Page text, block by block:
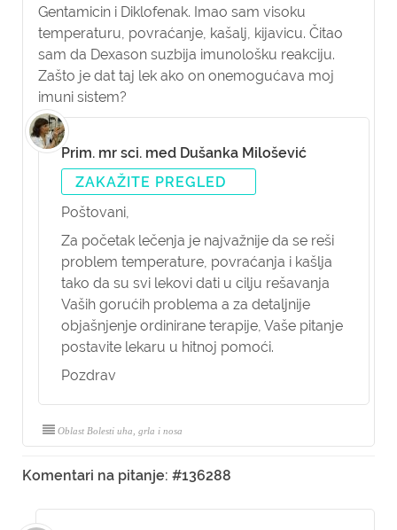
Gentamicin i Diklofenak. Imao sam visoku
temperaturu, povraćanje, kašalj, kijavicu. Čitao
sam da Dexason suzbija imunološku reakciju.
Zašto je dat taj lek ako on onemogućava moj
imuni sistem?
Prim. mr sci. med Dušanka Milošević
ZAKAŽITE PREGLED
Poštovani,
Za početak lečenja je najvažnije da se reši
problem temperature, povraćanja i kašlja
tako da su svi lekovi dati u cilju rešavanja
Vaših gorućih problema a za detaljnije
objašnjenje ordinirane terapije, Vaše pitanje
postavite lekaru u hitnoj pomoći.
Pozdrav
Oblast Bolesti uha, grla i nosa
Komentari na pitanje: #136288